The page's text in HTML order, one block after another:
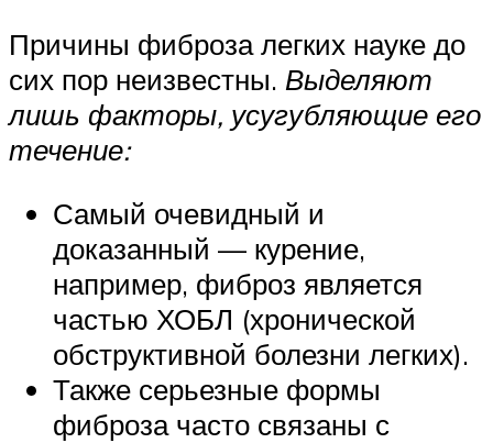
Причины фиброза легких науке до
сих пор неизвестны. Выделяют
лишь факторы, усугубляющие его
течение:
Самый очевидный и
доказанный — курение,
например, фиброз является
частью ХОБЛ (хронической
обструктивной болезни легких).
Также серьезные формы
фиброза часто связаны с